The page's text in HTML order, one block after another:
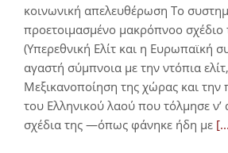
κοινωνική απελευθέρωση Το
προετοιμασμένο μακρόπνοο σχέδιο
(Υπερεθνική Ελίτ και η Ευρωπαϊκή
αγαστή σύμπνοια με την ντόπια
Μεξικανοποίηση της χώρας και
του Ελληνικού λαού που τόλμησε ν’
σχέδια της ―όπως φάνηκε ήδη με